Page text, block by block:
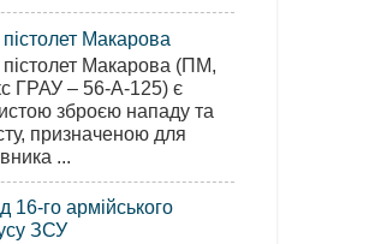
Макарова
Макарова (ПМ,
ГРАУ – 56-А-125) є
зброєю нападу та
призначеною для
...
16-го армійського
ЗСУ